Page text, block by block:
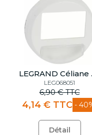
LEG068051
6,90 € TTC
4,14 € TTC -
Détail